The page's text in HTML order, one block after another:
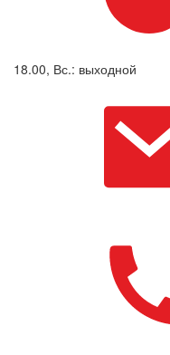
18.00, Вс.: выходной